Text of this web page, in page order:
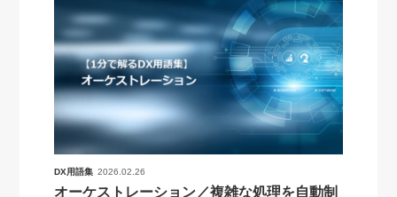
DX用語集 2026.02.26
オーケストレーション／複雑な処理を自動制